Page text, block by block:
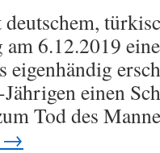
6.12.2019
einen
Tod des
→